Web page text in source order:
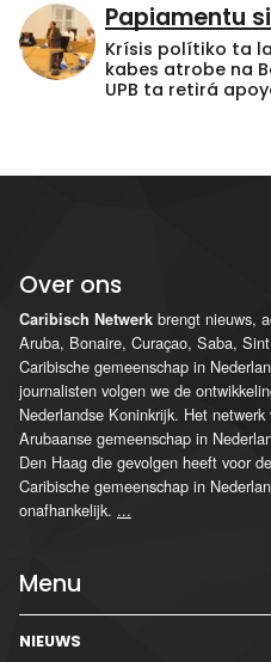
Papiamentu
Krísis polítiko ta
kabes atrobe na
UPB ta retirá
Over ons
Caribisch Netwerk brengt nieuws,
Aruba, Bonaire, Curaçao, Saba,
Caribische gemeenschap in
journalisten volgen we de
Nederlandse Koninkrijk. Het
Arubaanse gemeenschap in
Den Haag die gevolgen heeft voor
Caribische gemeenschap in
onafhankelijk. ...
Menu
NIEUWS